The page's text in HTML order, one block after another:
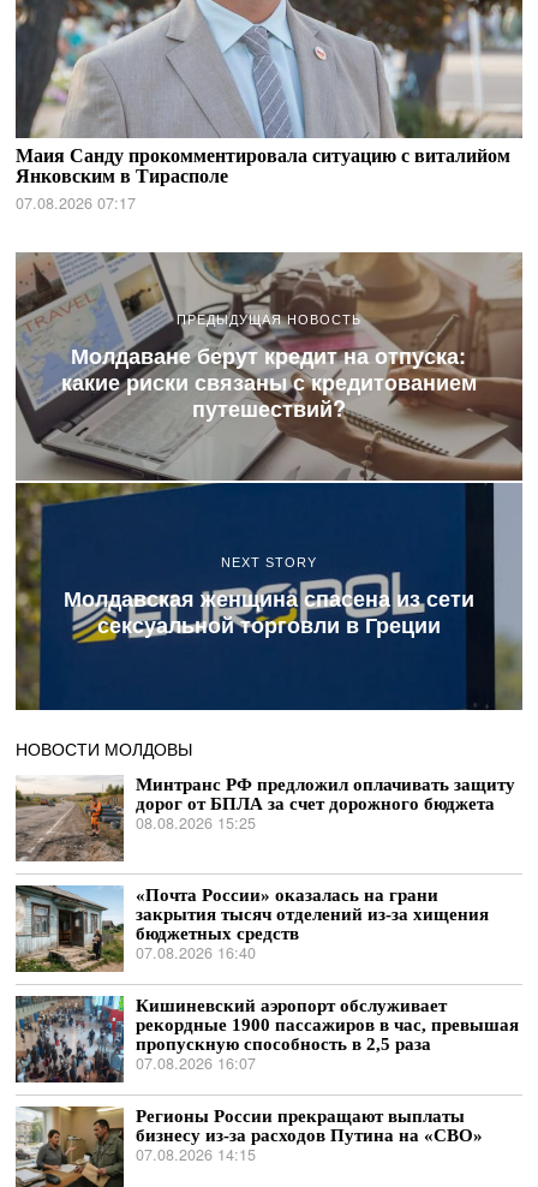
Маия Санду прокомментировала ситуацию с виталийом
Янковским в Тирасполе
07.08.2026 07:17
ПРЕДЫДУЩАЯ НОВОСТЬ
Молдаване берут кредит на отпуска:
какие риски связаны с кредитованием
путешествий?
NEXT STORY
Молдавская женщина спасена из сети
сексуальной торговли в Греции
НОВОСТИ МОЛДОВЫ
Минтранс РФ предложил оплачивать защиту
дорог от БПЛА за счет дорожного бюджета
08.08.2026 15:25
«Почта России» оказалась на грани
закрытия тысяч отделений из-за хищения
бюджетных средств
07.08.2026 16:40
Кишиневский аэропорт обслуживает
рекордные 1900 пассажиров в час, превышая
пропускную способность в 2,5 раза
07.08.2026 16:07
Регионы России прекращают выплаты
бизнесу из-за расходов Путина на «СВО»
07.08.2026 14:15